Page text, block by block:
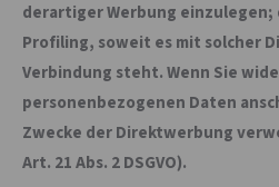
derartiger Werbung einzulegen;
Profiling, soweit es mit solcher
Verbindung steht. Wenn Sie
personenbezogenen Daten
Zwecke der Direktwerbung
Art. 21 Abs. 2 DSGVO).